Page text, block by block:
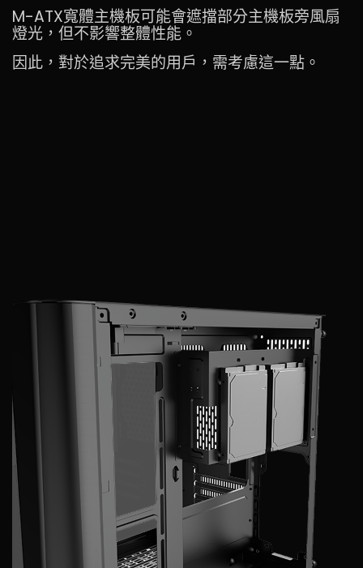
M-ATX寬體主機板可能會遮擋部分主機板旁風扇
燈光，但不影響整體性能。
因此，對於追求完美的用戶，需考慮這一點。